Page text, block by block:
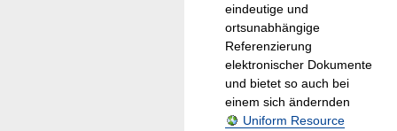
eindeutige und
ortsunabhängige
Referenzierung
elektronischer Dokumente
und bietet so auch bei
einem sich ändernden
Uniform Resource